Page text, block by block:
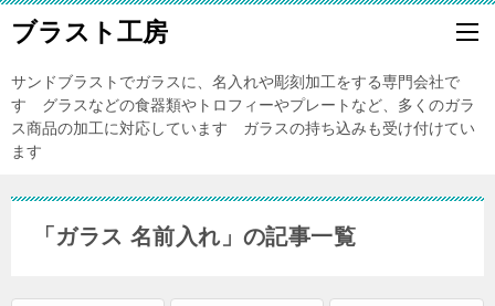
ブラスト工房
サンドブラストでガラスに、名入れや彫刻加工をする専門会社で
す グラスなどの食器類やトロフィーやプレートなど、多くのガラ
ス商品の加工に対応しています ガラスの持ち込みも受け付けてい
ます
「ガラス 名前入れ」の記事一覧